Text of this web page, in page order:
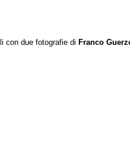
con due fotografie di Franco